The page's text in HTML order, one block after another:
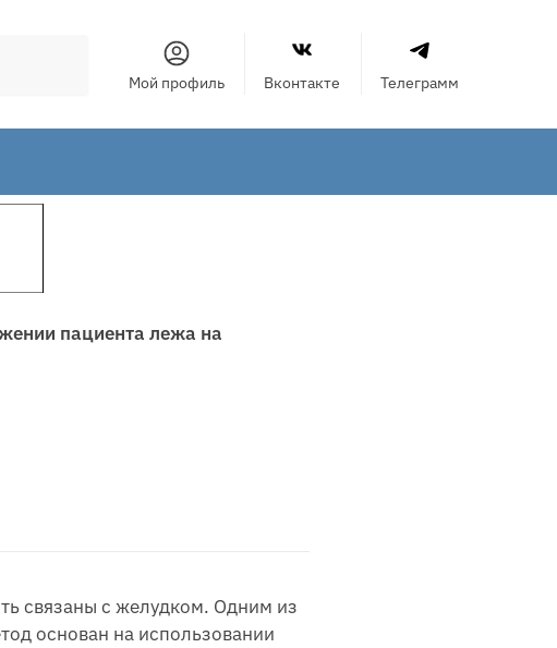
Мой профиль Вконтакте Телеграмм
пациента лежа на
связаны с желудком. Одним из
основан на использовании